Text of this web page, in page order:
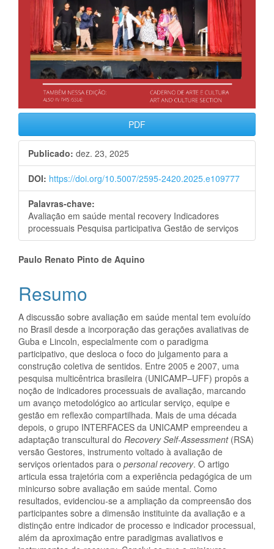
PDF
Publicado: dez. 23, 2025
DOI: https://doi.org/10.5007/2595-2420.2025.e109777
Palavras-chave:
Avaliação em saúde mental recovery Indicadores
processuais Pesquisa participativa Gestão de serviços
Conteúdo
do
artigo
principal
Paulo Renato Pinto de Aquino
Resumo
A discussão sobre avaliação em saúde mental tem evoluído
no Brasil desde a incorporação das gerações avaliativas de
Guba e Lincoln, especialmente com o paradigma
participativo, que desloca o foco do julgamento para a
construção coletiva de sentidos. Entre 2005 e 2007, uma
pesquisa multicêntrica brasileira (UNICAMP–UFF) propôs a
noção de indicadores processuais de avaliação, marcando
um avanço metodológico ao articular serviço, equipe e
gestão em reflexão compartilhada. Mais de uma década
depois, o grupo INTERFACES da UNICAMP empreendeu a
adaptação transcultural do Recovery Self-Assessment(RSA)
versão Gestores, instrumento voltado à avaliação de
serviços orientados para o personal recovery. O artigo
articula essa trajetória com a experiência pedagógica de um
minicurso sobre avaliação em saúde mental. Como
resultados, evidenciou-se a ampliação da compreensão dos
participantes sobre a dimensão instituinte da avaliação e a
distinção entre indicador de processo e indicador processual,
além da aproximação entre paradigmas avaliativos e